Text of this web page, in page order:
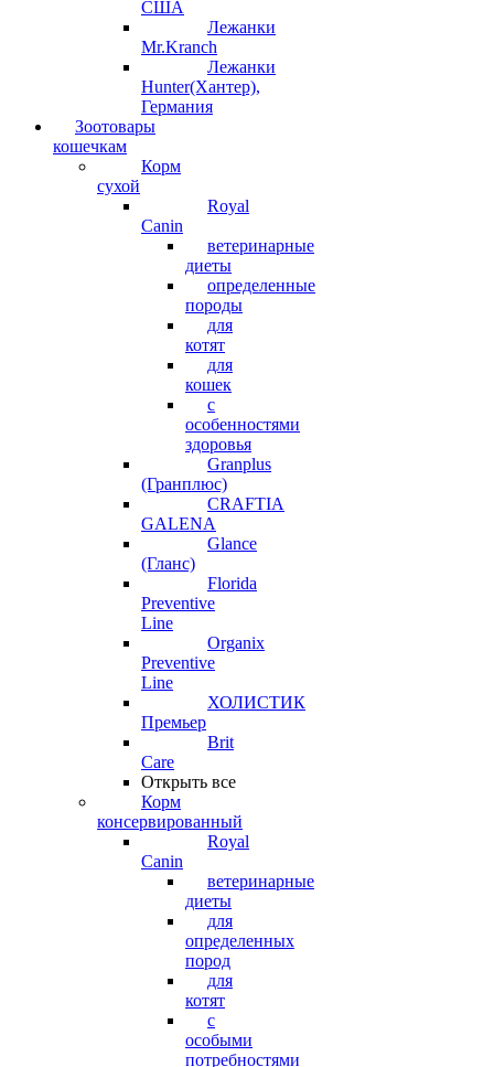
США
Лежанки
Mr.Kranch
Лежанки
Hunter(Хантер),
Германия
Зоотовары
кошечкам
Корм
сухой
Royal
Canin
ветеринарные
диеты
определенные
породы
для
котят
для
кошек
с
особенностями
здоровья
Granplus
(Гранплюс)
CRAFTIA
GALENA
Glance
(Гланс)
Florida
Preventive
Line
Organix
Preventive
Line
ХОЛИСТИК
Премьер
Brit
Care
Открыть все
Корм
консервированный
Royal
Canin
ветеринарные
диеты
для
определенных
пород
для
котят
с
особыми
потребностями